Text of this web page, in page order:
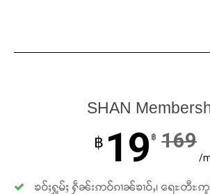
တႃႇႁႂ်ႈသဵင်ၵၢင်ၸႂ်ၵူၼ်းမိူင်း ၵူႈတီႈၵူႈ
ဝ်ႇၽူႈတွႆႇႁွၵ်ႈ လႆႈယူႇၶႃႈဢေႃ
SHAN
฿ 19 ฿ 169
/
ၶဝ်ႈႁူမ်ႈ ႁဵၼ်းဢဝ်ၵၢၼ်ၶၢဝ်ႇ၊ ရေႊတီႊဢူဝ်